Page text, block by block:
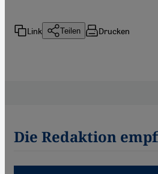
Link Teilen Drucken
Die Redaktion